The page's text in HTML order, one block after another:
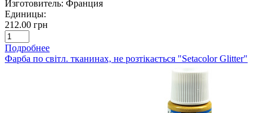
Изготовитель: Франция
Единицы:
212.00 грн
Подробнее
Фарба по світл. тканинах, не розтікається "Setacolor Glitter"